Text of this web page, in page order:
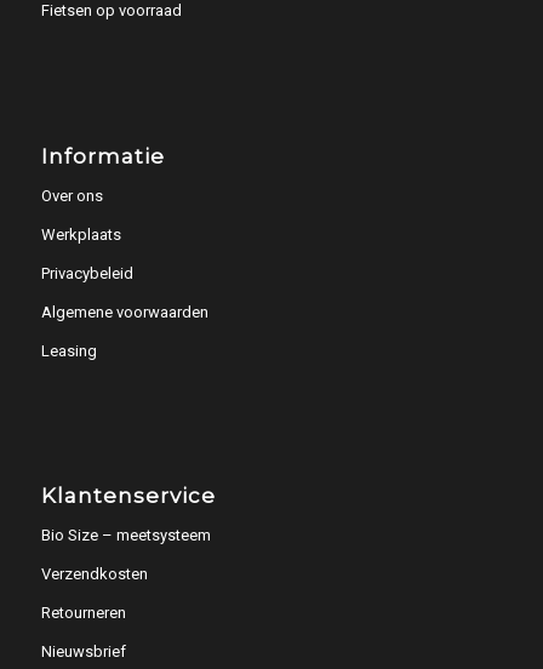
Fietsen op voorraad
Informatie
Over ons
Werkplaats
Privacybeleid
Algemene voorwaarden
Leasing
Klantenservice
Bio Size – meetsysteem
Verzendkosten
Retourneren
Nieuwsbrief